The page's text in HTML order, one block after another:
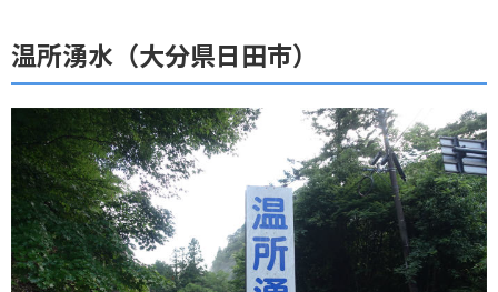
温所湧水（大分県日田市）